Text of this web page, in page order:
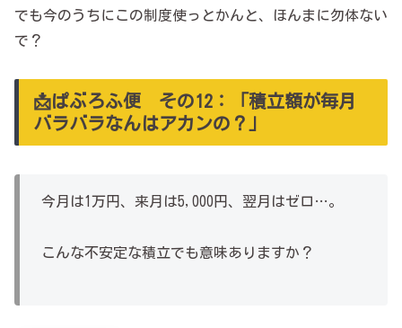
でも今のうちにこの制度使っとかんと、ほんまに勿体ない
で？
📩ぱぶろふ便 その12：「積立額が毎月
バラバラなんはアカンの？」
今月は1万円、来月は5,000円、翌月はゼロ…。
こんな不安定な積立でも意味ありますか？